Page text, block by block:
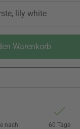
lily white
Warenkorb
nach
60 Tage